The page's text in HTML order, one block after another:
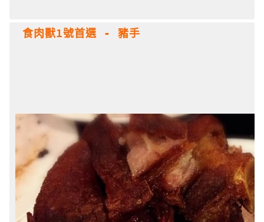
食肉獸1號首選 - 豬手